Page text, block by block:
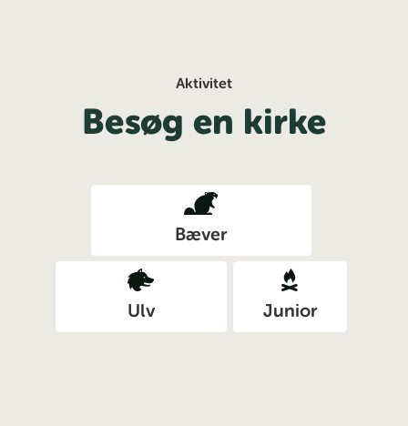
Aktivitet
Besøg en kirke
Bæver
Ulv Junior